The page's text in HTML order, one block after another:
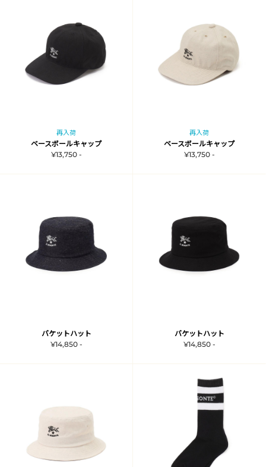
再入荷
ベースボールキャップ
¥13,750 -
再入荷
ベースボールキャップ
¥13,750 -
バケットハット
¥14,850 -
バケットハット
¥14,850 -